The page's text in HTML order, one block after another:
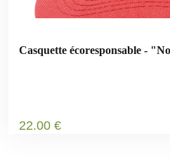
Casquette écoresponsable -
22.00 €